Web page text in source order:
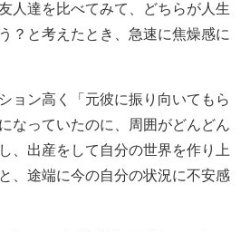
人達を比べてみて、どちらが人生
？と考えたとき、急速に焦燥感に
ョン高く「元彼に振り向いてもら
なっていたのに、周囲がどんどん
、出産をして自分の世界を作り上
、途端に今の自分の状況に不安感